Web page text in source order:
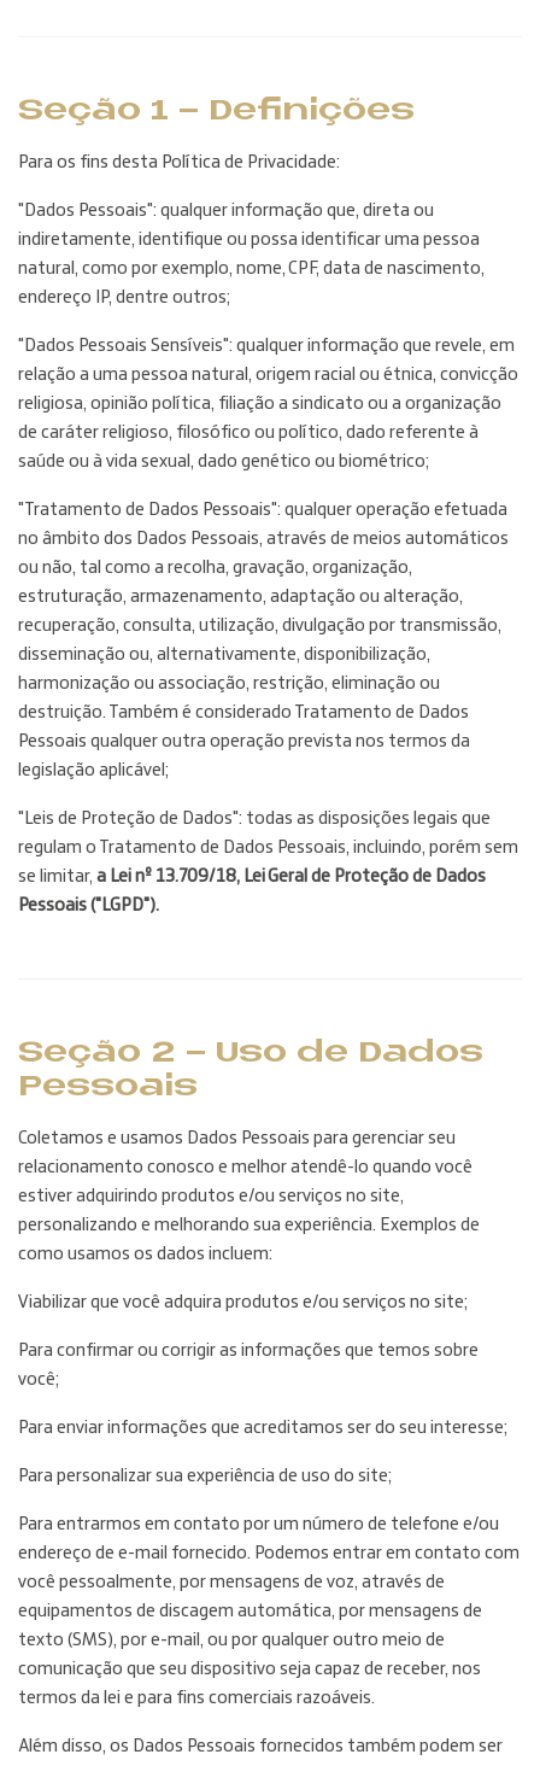
Seção 1 - Definições
Para os fins desta Política de Privacidade:
"Dados Pessoais": qualquer informação que, direta ou
indiretamente, identifique ou possa identificar uma pessoa
natural, como por exemplo, nome, CPF, data de nascimento,
endereço IP, dentre outros;
"Dados Pessoais Sensíveis": qualquer informação que revele, em
relação a uma pessoa natural, origem racial ou étnica, convicção
religiosa, opinião política, filiação a sindicato ou a organização
de caráter religioso, filosófico ou político, dado referente à
saúde ou à vida sexual, dado genético ou biométrico;
"Tratamento de Dados Pessoais": qualquer operação efetuada
no âmbito dos Dados Pessoais, através de meios automáticos
ou não, tal como a recolha, gravação, organização,
estruturação, armazenamento, adaptação ou alteração,
recuperação, consulta, utilização, divulgação por transmissão,
disseminação ou, alternativamente, disponibilização,
harmonização ou associação, restrição, eliminação ou
destruição. Também é considerado Tratamento de Dados
Pessoais qualquer outra operação prevista nos termos da
legislação aplicável;
"Leis de Proteção de Dados": todas as disposições legais que
regulam o Tratamento de Dados Pessoais, incluindo, porém sem
se limitar, a Lei nº 13.709/18, Lei Geral de Proteção de Dados
Pessoais ("LGPD").
Seção 2 - Uso de Dados
Pessoais
Coletamos e usamos Dados Pessoais para gerenciar seu
relacionamento conosco e melhor atendê-lo quando você
estiver adquirindo produtos e/ou serviços no site,
personalizando e melhorando sua experiência. Exemplos de
como usamos os dados incluem:
Viabilizar que você adquira produtos e/ou serviços no site;
Para confirmar ou corrigir as informações que temos sobre
você;
Para enviar informações que acreditamos ser do seu interesse;
Para personalizar sua experiência de uso do site;
Para entrarmos em contato por um número de telefone e/ou
endereço de e-mail fornecido. Podemos entrar em contato com
você pessoalmente, por mensagens de voz, através de
equipamentos de discagem automática, por mensagens de
texto (SMS), por e-mail, ou por qualquer outro meio de
comunicação que seu dispositivo seja capaz de receber, nos
termos da lei e para fins comerciais razoáveis.
Além disso, os Dados Pessoais fornecidos também podem ser